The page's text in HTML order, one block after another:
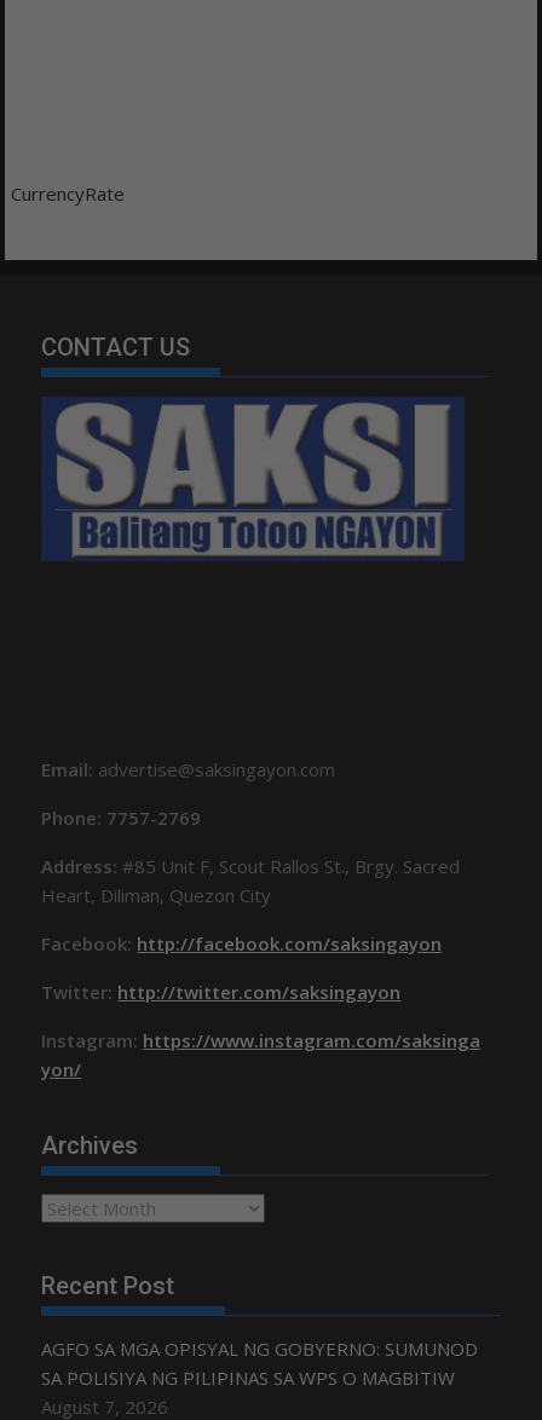
CurrencyRate
CONTACT US
Email: advertise@saksingayon.com
Phone: 7757-2769
Address:#85 Unit F, Scout Rallos St., Brgy. Sacred
Heart, Diliman, Quezon City
Facebook: http://facebook.com/saksingayon
Twitter: http://twitter.com/saksingayon
Instagram: https://www.instagram.com/saksinga
yon/
Archives
Archives
Recent Post
AGFO SA MGA OPISYAL NG GOBYERNO: SUMUNOD
SA POLISIYA NG PILIPINAS SA WPS O MAGBITIW
August 7, 2026